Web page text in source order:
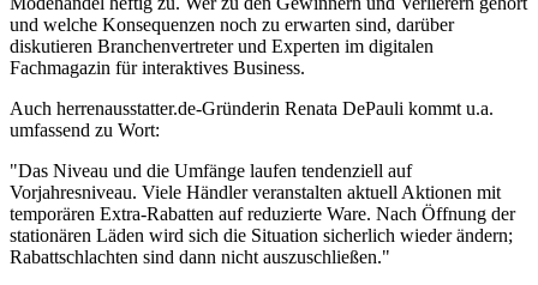
und welche Konsequenzen noch zu erwarten sind, darüber
diskutieren Branchenvertreter und Experten im digitalen
Fachmagazin für interaktives Business.
Auch herrenausstatter.de-Gründerin Renata DePauli kommt u.a.
umfassend zu Wort:
"Das Niveau und die Umfänge laufen tendenziell auf
Vorjahresniveau. Viele Händler veranstalten aktuell Aktionen mit
temporären Extra-Rabatten auf reduzierte Ware. Nach Öffnung der
stationären Läden wird sich die Situation sicherlich wieder ändern;
Rabattschlachten sind dann nicht auszuschließen."